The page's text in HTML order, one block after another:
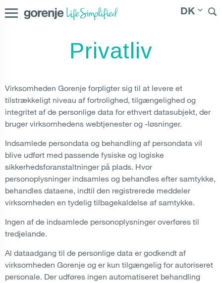
DK
Slovenija |Česká republika
България Северна Македонија Danmark
Suomi
| Norge Sverige|Latvija | Lietuva| Moldova
|
Молдо́ва
Eesti
Privatliv
Virksomheden Gorenje forpligter sig til at levere et
tilstrækkeligt niveau af fortrolighed, tilgængelighed og
integritet af de personlige data for ethvert datasubjekt, der
bruger virksomhedens webtjenester og -løsninger.
Indsamlede persondata og behandling af persondata vil
blive udført med passende fysiske og logiske
sikkerhedsforanstaltninger på plads. Hvor
personoplysninger indsamles og behandles efter samtykke,
behandles dataene, indtil den registrerede meddeler
virksomheden en tydelig tilbagekaldelse af samtykke.
Ingen af de indsamlede personoplysninger overføres til
tredjelande.
Al dataadgang til de personlige data er godkendt af
virksomheden Gorenje og er kun tilgængelig for autoriseret
personale. Der udføres ingen automatiseret behandling